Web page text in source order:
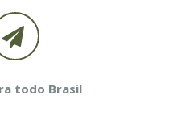
todo BrasilContamos com mais de